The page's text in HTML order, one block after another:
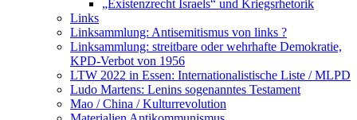
„Existenzrecht Israels“ und Kriegsrhetorik
Links
Linksammlung: Antisemitismus von links ?
Linksammlung: streitbare oder wehrhafte Demokratie,
KPD-Verbot von 1956
LTW 2022 in Essen: Internationalistische Liste / MLPD
Ludo Martens: Lenins sogenanntes Testament
Mao / China / Kulturrevolution